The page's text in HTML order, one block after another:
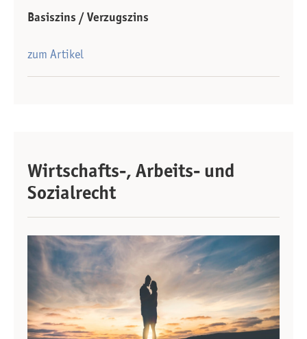
Basiszins / Verzugszins
zum Artikel
Wirtschafts-, Arbeits- und
Sozialrecht